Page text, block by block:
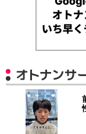
オトナンサ